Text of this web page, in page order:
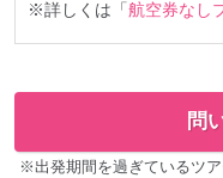
※詳しくは「 航空券なし
問
※出発期間を過ぎているツ